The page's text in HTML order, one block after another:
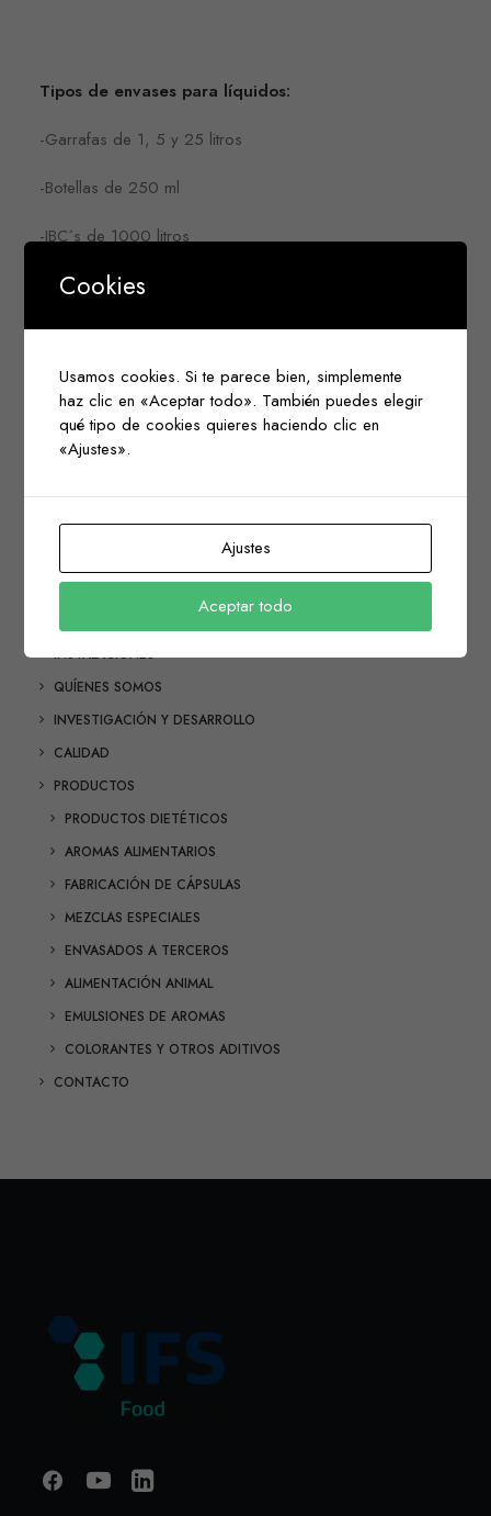
Tipos de envases para líquidos:
-Garrafas de 1, 5 y 25 litros
-Botellas de 250 ml
-IBC´s de 1000 litros
Quicklinks
INSTALACIONES
QUÍENES SOMOS
INVESTIGACIÓN Y DESARROLLO
CALIDAD
PRODUCTOS
PRODUCTOS DIETÉTICOS
AROMAS ALIMENTARIOS
FABRICACIÓN DE CÁPSULAS
MEZCLAS ESPECIALES
ENVASADOS A TERCEROS
ALIMENTACIÓN ANIMAL
EMULSIONES DE AROMAS
COLORANTES Y OTROS ADITIVOS
CONTACTO
Cookies
Usamos cookies. Si te parece bien, simplemente
haz clic en «Aceptar todo». También puedes elegir
qué tipo de cookies quieres haciendo clic en
«Ajustes».
Ajustes
Aceptar todo